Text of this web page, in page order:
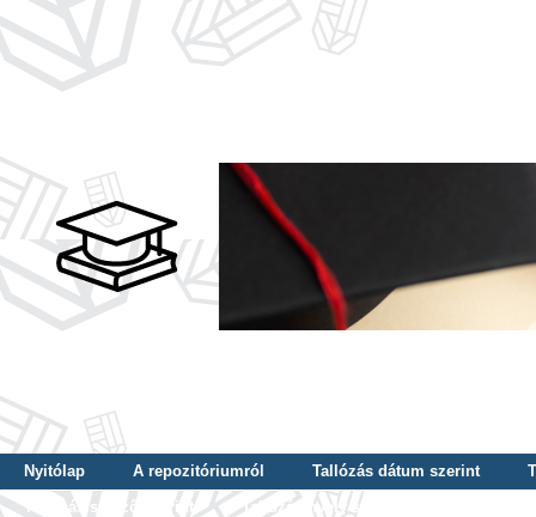
Nyitólap A repozitóriumról Tallózás dátum szerint
Tallózás szerző szerint
Tallózás nyelv szerint